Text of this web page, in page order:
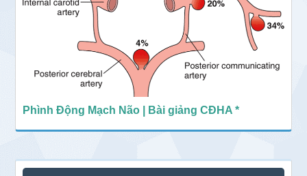
Phình Động Mạch Não | Bài giảng CĐHA *